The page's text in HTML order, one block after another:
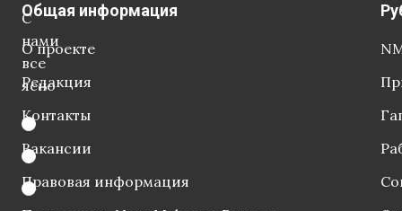
С
нами
все
ясно
Общая информация
О проекте
Редакция
Контакты
Вакансии
Правовая информация